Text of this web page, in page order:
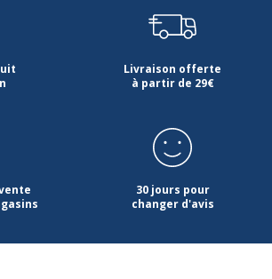
Livraison offerte
à partir de 29€
30 jours pour
changer d'avis